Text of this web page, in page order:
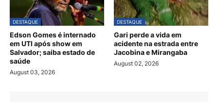
DESTAQUE
Edson Gomes é internado
em UTI após show em
Salvador; saiba estado de
saúde
August 03, 2026
DESTAQUE
Gari perde a vida em
acidente na estrada entre
Jacobina e Mirangaba
August 02, 2026